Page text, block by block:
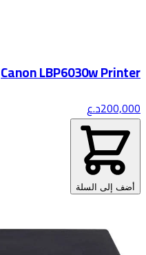
Canon LBP6030w Printer
200,000د.ع
أضف إلى السلة